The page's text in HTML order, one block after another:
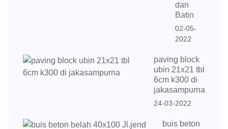
dan
Batin
02-05-
2022
paving block
ubin 21x21 tbl
6cm k300 di
jakasampurna
24-03-2022
buis beton